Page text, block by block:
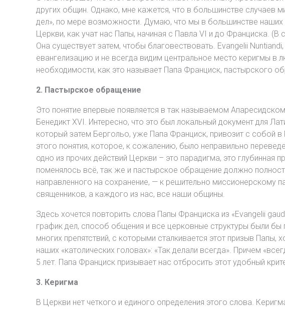
других общин. Однако, мне кажется, что в большинстве случаев
дел», по мере возможности. Думаю, что мы в большинстве наших
Церкви, как учат нас Папы, начиная с Павла VI и до Франциска.
Она существует затем, чтобы благовествовать. Evangelii
евангелизацию и не всегда видим центральное место керигмы
необходимости, как это называет Папа Франциск, пастырского
2. Пастырское обращение
Это понятие впервые появляется в так называемом
Бенедикт XVI. Интересно, что это был локальный документ для
который затем Бергольо, уже Папа Франциск, привозит с собой
этого понятия, которое, к сожалению, было неправильно
одно из прочих действий Церкви – это парадигма, это
поменялось всё, так же и пастырское обращение должно
направленного на сохранение, — к решительно миссионерскому
священников, а каждого из нас, все наши общины.
Здесь хочется повторить слова Папы Франциска из «Evangelii
график дел, способ общения и все церковные структуры были
многих препятствий, с которыми сталкивается этот призыв
наших «католических головах»: «Так делали всегда». Причем
5 лет. Папа Франциск призывает нас отбросить этот удобный
3. Керигма
В Церкви нет четкого и единого определения этого слова.